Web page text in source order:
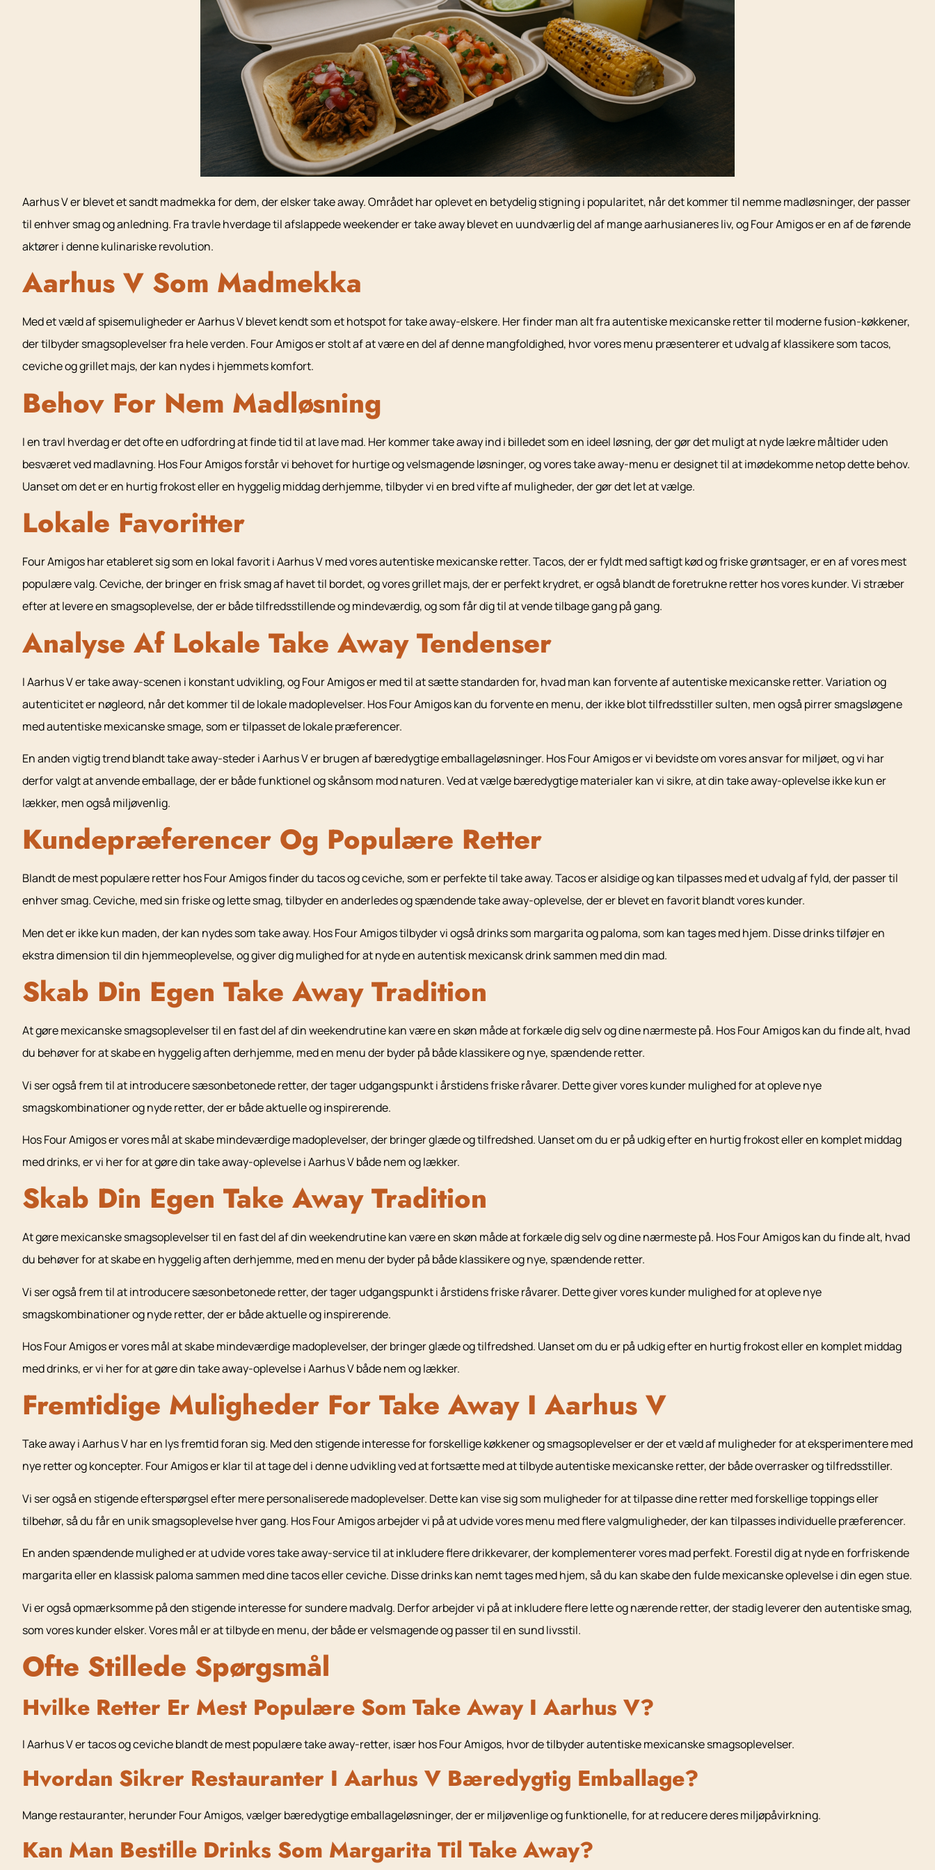
Aarhus V er blevet et sandt madmekka for dem, der elsker take away. Området har oplevet en betydelig stigning i popularitet, når det kommer til nemme madløsninger, der passer
til enhver smag og anledning. Fra travle hverdage til afslappede weekender er take away blevet en uundværlig del af mange aarhusianeres liv, og Four Amigos er en af de førende
aktører i denne kulinariske revolution.
Aarhus V Som Madmekka
Med et væld af spisemuligheder er Aarhus V blevet kendt som et hotspot for take away-elskere. Her finder man alt fra autentiske mexicanske retter til moderne fusion-køkkener,
der tilbyder smagsoplevelser fra hele verden. Four Amigos er stolt af at være en del af denne mangfoldighed, hvor vores menu præsenterer et udvalg af klassikere som tacos,
ceviche og grillet majs, der kan nydes i hjemmets komfort.
Behov For Nem Madløsning
I en travl hverdag er det ofte en udfordring at finde tid til at lave mad. Her kommer take away ind i billedet som en ideel løsning, der gør det muligt at nyde lækre måltider uden
besværet ved madlavning. Hos Four Amigos forstår vi behovet for hurtige og velsmagende løsninger, og vores take away-menu er designet til at imødekomme netop dette behov.
Uanset om det er en hurtig frokost eller en hyggelig middag derhjemme, tilbyder vi en bred vifte af muligheder, der gør det let at vælge.
Lokale Favoritter
Four Amigos har etableret sig som en lokal favorit i Aarhus V med vores autentiske mexicanske retter. Tacos, der er fyldt med saftigt kød og friske grøntsager, er en af vores mest
populære valg. Ceviche, der bringer en frisk smag af havet til bordet, og vores grillet majs, der er perfekt krydret, er også blandt de foretrukne retter hos vores kunder. Vi stræber
efter at levere en smagsoplevelse, der er både tilfredsstillende og mindeværdig, og som får dig til at vende tilbage gang på gang.
Analyse Af Lokale Take Away Tendenser
I Aarhus V er take away-scenen i konstant udvikling, og Four Amigos er med til at sætte standarden for, hvad man kan forvente af autentiske mexicanske retter. Variation og
autenticitet er nøgleord, når det kommer til de lokale madoplevelser. Hos Four Amigos kan du forvente en menu, der ikke blot tilfredsstiller sulten, men også pirrer smagsløgene
med autentiske mexicanske smage, som er tilpasset de lokale præferencer.
En anden vigtig trend blandt take away-steder i Aarhus V er brugen af bæredygtige emballageløsninger. Hos Four Amigos er vi bevidste om vores ansvar for miljøet, og vi har
derfor valgt at anvende emballage, der er både funktionel og skånsom mod naturen. Ved at vælge bæredygtige materialer kan vi sikre, at din take away-oplevelse ikke kun er
lækker, men også miljøvenlig.
Kundepræferencer Og Populære Retter
Blandt de mest populære retter hos Four Amigos finder du tacos og ceviche, som er perfekte til take away. Tacos er alsidige og kan tilpasses med et udvalg af fyld, der passer til
enhver smag. Ceviche, med sin friske og lette smag, tilbyder en anderledes og spændende take away-oplevelse, der er blevet en favorit blandt vores kunder.
Men det er ikke kun maden, der kan nydes som take away. Hos Four Amigos tilbyder vi også drinks som margarita og paloma, som kan tages med hjem. Disse drinks tilføjer en
ekstra dimension til din hjemmeoplevelse, og giver dig mulighed for at nyde en autentisk mexicansk drink sammen med din mad.
Skab Din Egen Take Away Tradition
At gøre mexicanske smagsoplevelser til en fast del af din weekendrutine kan være en skøn måde at forkæle dig selv og dine nærmeste på. Hos Four Amigos kan du finde alt, hvad
du behøver for at skabe en hyggelig aften derhjemme, med en menu der byder på både klassikere og nye, spændende retter.
Vi ser også frem til at introducere sæsonbetonede retter, der tager udgangspunkt i årstidens friske råvarer. Dette giver vores kunder mulighed for at opleve nye
smagskombinationer og nyde retter, der er både aktuelle og inspirerende.
Hos Four Amigos er vores mål at skabe mindeværdige madoplevelser, der bringer glæde og tilfredshed. Uanset om du er på udkig efter en hurtig frokost eller en komplet middag
med drinks, er vi her for at gøre din take away-oplevelse i Aarhus V både nem og lækker.
Skab Din Egen Take Away Tradition
At gøre mexicanske smagsoplevelser til en fast del af din weekendrutine kan være en skøn måde at forkæle dig selv og dine nærmeste på. Hos Four Amigos kan du finde alt, hvad
du behøver for at skabe en hyggelig aften derhjemme, med en menu der byder på både klassikere og nye, spændende retter.
Vi ser også frem til at introducere sæsonbetonede retter, der tager udgangspunkt i årstidens friske råvarer. Dette giver vores kunder mulighed for at opleve nye
smagskombinationer og nyde retter, der er både aktuelle og inspirerende.
Hos Four Amigos er vores mål at skabe mindeværdige madoplevelser, der bringer glæde og tilfredshed. Uanset om du er på udkig efter en hurtig frokost eller en komplet middag
med drinks, er vi her for at gøre din take away-oplevelse i Aarhus V både nem og lækker.
Fremtidige Muligheder For Take Away I Aarhus V
Take away i Aarhus V har en lys fremtid foran sig. Med den stigende interesse for forskellige køkkener og smagsoplevelser er der et væld af muligheder for at eksperimentere med
nye retter og koncepter. Four Amigos er klar til at tage del i denne udvikling ved at fortsætte med at tilbyde autentiske mexicanske retter, der både overrasker og tilfredsstiller.
Vi ser også en stigende efterspørgsel efter mere personaliserede madoplevelser. Dette kan vise sig som muligheder for at tilpasse dine retter med forskellige toppings eller
tilbehør, så du får en unik smagsoplevelse hver gang. Hos Four Amigos arbejder vi på at udvide vores menu med flere valgmuligheder, der kan tilpasses individuelle præferencer.
En anden spændende mulighed er at udvide vores take away-service til at inkludere flere drikkevarer, der komplementerer vores mad perfekt. Forestil dig at nyde en forfriskende
margarita eller en klassisk paloma sammen med dine tacos eller ceviche. Disse drinks kan nemt tages med hjem, så du kan skabe den fulde mexicanske oplevelse i din egen stue.
Vi er også opmærksomme på den stigende interesse for sundere madvalg. Derfor arbejder vi på at inkludere flere lette og nærende retter, der stadig leverer den autentiske smag,
som vores kunder elsker. Vores mål er at tilbyde en menu, der både er velsmagende og passer til en sund livsstil.
Ofte Stillede Spørgsmål
Hvilke Retter Er Mest Populære Som Take Away I Aarhus V?
I Aarhus V er tacos og ceviche blandt de mest populære take away-retter, især hos Four Amigos, hvor de tilbyder autentiske mexicanske smagsoplevelser.
Hvordan Sikrer Restauranter I Aarhus V Bæredygtig Emballage?
Mange restauranter, herunder Four Amigos, vælger bæredygtige emballageløsninger, der er miljøvenlige og funktionelle, for at reducere deres miljøpåvirkning.
Kan Man Bestille Drinks Som Margarita Til Take Away?